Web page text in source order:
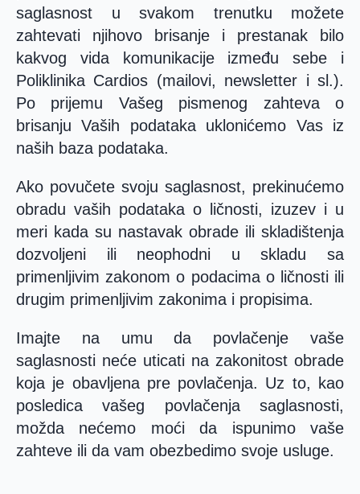
saglasnost u svakom trenutku možete
zahtevati njihovo brisanje i prestanak bilo
kakvog vida komunikacije između sebe i
Poliklinika Cardios (mailovi, newsletter i sl.).
Po prijemu Vašeg pismenog zahteva o
brisanju Vaših podataka uklonićemo Vas iz
naših baza podataka.
Ako povučete svoju saglasnost, prekinućemo
obradu vaših podataka o ličnosti, izuzev i u
meri kada su nastavak obrade ili skladištenja
dozvoljeni ili neophodni u skladu sa
primenljivim zakonom o podacima o ličnosti ili
drugim primenljivim zakonima i propisima.
Imajte na umu da povlačenje vaše
saglasnosti neće uticati na zakonitost obrade
koja je obavljena pre povlačenja. Uz to, kao
posledica vašeg povlačenja saglasnosti,
možda nećemo moći da ispunimo vaše
zahteve ili da vam obezbedimo svoje usluge.